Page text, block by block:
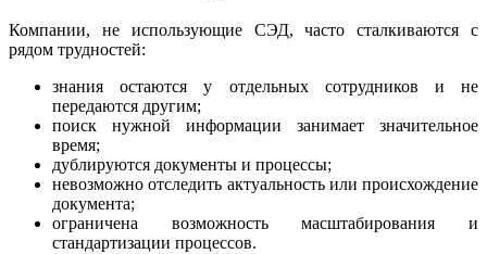
Компании, не использующие СЭД, часто сталкиваются с
рядом трудностей:
знания остаются у отдельных сотрудников и не
передаются другим;
поиск нужной информации занимает значительное
время;
дублируются документы и процессы;
невозможно отследить актуальность или происхождение
документа;
ограничена возможность масштабирования и
стандартизации процессов.